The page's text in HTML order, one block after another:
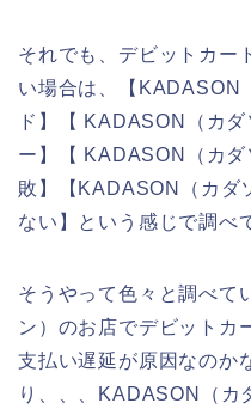
それでも、デビットカー
い場合は、【KADASON
ド】【 KADASON（カ
ー】【 KADASON（カ
敗】【KADASON（カ
ない】という感じで調べ
そうやって色々と調べて
ン）のお店でデビットカ
支払い遅延が原因なのか
り、、、KADASON（カ